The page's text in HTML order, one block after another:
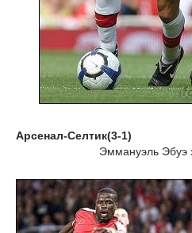
Арсенал-Селтик(3-1)
Эммануэль Эбуэ